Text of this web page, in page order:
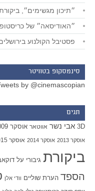
״תיכון מגשימים״,
״האודיסאה״ של
פסטיבל הקולנוע בירושלים 2026: שמונה או תשע
סינמסקופ בטוויטר
by @cinemascopian
תגים
3D אבי נשר אווטאר אוסקר 2009
אוסקר 2013 אוסקר 2014 אוסקר 2015
ביקורת גיבורי על
הספד הערת שוליים וודי אלן